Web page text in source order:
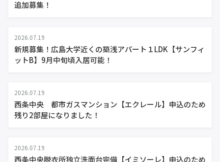
追加募集！
2026.07.19
新規募集！広島大学近くの築浅アパート１LDK【サンフィ
ットB】9月中旬頃入居可能！
2026.07.19
西条中央 都市ガスマンション【エクレール】申込のため
残り2部屋になりました！
2026.07.19
西条中央脱衣所独立洗面台完備【イミソーレ】申込のため